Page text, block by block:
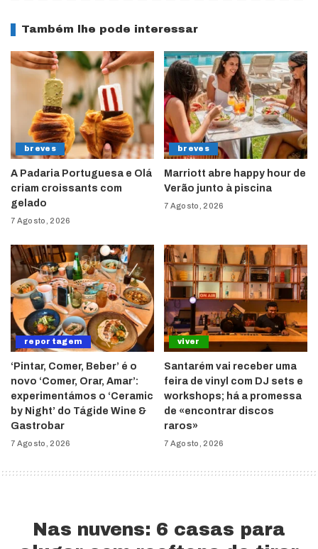
Também lhe pode interessar
breves
A Padaria Portuguesa e Olá
criam croissants com
gelado
7 Agosto, 2026
breves
Marriott abre happy hour de
Verão junto à piscina
7 Agosto, 2026
reportagem
‘Pintar, Comer, Beber’ é o
novo ‘Comer, Orar, Amar’:
experimentámos o ‘Ceramic
by Night’ do Tágide Wine &
Gastrobar
7 Agosto, 2026
viver
Santarém vai receber uma
feira de vinyl com DJ sets e
workshops; há a promessa
de «encontrar discos
raros»
7 Agosto, 2026
Nas nuvens: 6 casas para